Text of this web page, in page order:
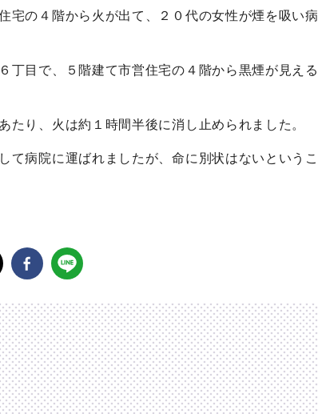
の４階から火が出て、２０代の女性が煙を吸い病
目で、５階建て市営住宅の４階から黒煙が見える
り、火は約１時間半後に消し止められました。
病院に運ばれましたが、命に別状はないというこ